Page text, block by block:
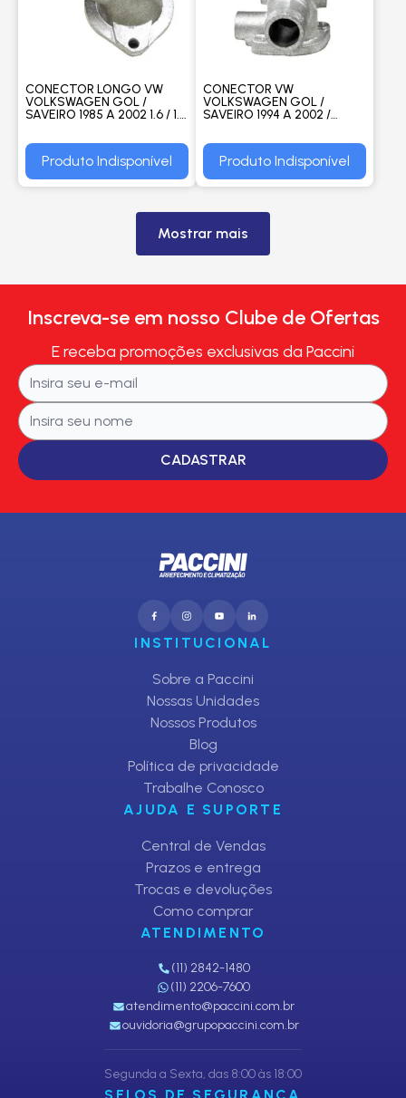
CONECTOR LONGO VW
VOLKSWAGEN GOL /
SAVEIRO 1985 A 2002 1.6 / 1.8
VALCLEI
Produto Indisponível
CONECTOR VW
VOLKSWAGEN GOL /
SAVEIRO 1994 A 2002 /
SANTANA / Q - VALCLEI
Produto Indisponível
Mostrar mais
Inscreva-se em nosso Clube de Ofertas
E receba promoções exclusivas da Paccini
CADASTRAR
INSTITUCIONAL
Sobre a Paccini
Nossas Unidades
Nossos Produtos
Blog
Política de privacidade
Trabalhe Conosco
AJUDA E SUPORTE
Central de Vendas
Prazos e entrega
Trocas e devoluções
Como comprar
ATENDIMENTO
(11) 2842-1480
(11) 2206-7600
atendimento@paccini.com.br
ouvidoria@grupopaccini.com.br
Segunda a Sexta, das 8:00 às 18:00